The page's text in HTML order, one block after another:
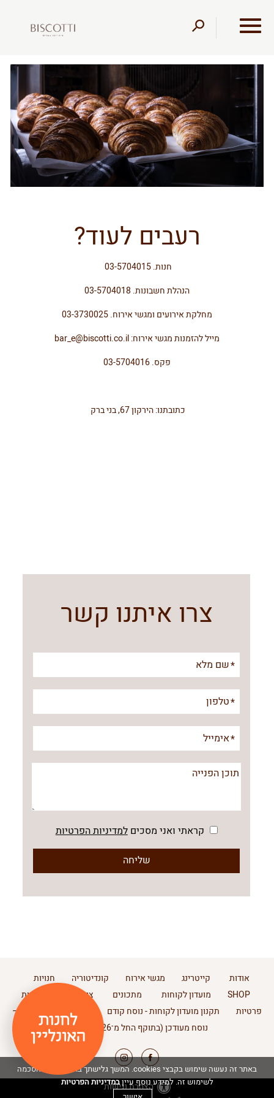
באתר זה נעשה שימוש בקבצי cookies. המשך גלישתך באתר מהווה הסכמה
לשימוש זה. למידע נוסף עייןבמדיניות הפרטיות
רעבים לעוד?
חנות. 03-5704015
הנהלת חשבונות. 03-5704018
מחלקת אירועים ומגשי אירוח. 03-3730025
מייל להזמנות מגשי אירוח: bar_e@biscotti.co.il
פקס. 03-5704016
כתובתנו: הירקון 67, בני ברק
צרו איתנו קשר
אנא
מלאו
את
טופס
צרו
קשר
קראתי ואני מסכיםלמדיניות הפרטיות
אודות קייטרינג מגשי אירוח קונדיטוריה
חנויות
SHOP
מועדון לקוחות מתכונים צור קשר
מדיניות
פרטיות
תקנון מועדון לקוחות - נוסח קודם
תקנון מועדון לקוחות –
נוסח מעודכן (בתוקף החל מ־11.2.2026)
הצהרת נגישות